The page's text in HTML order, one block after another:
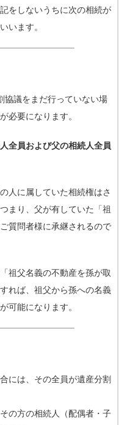
をしないうちに次の相続が
います。
協議をまだ行っていない場
必要になります。
全員および父の相続人全員
人に属していた相続権はさ
まり、父が有していた「祖
質問者様に承継されるので
祖父名義の不動産を孫が取
れば、祖父から孫への名義
可能になります。
には、その全員が遺産分割
の方の相続人（配偶者・子